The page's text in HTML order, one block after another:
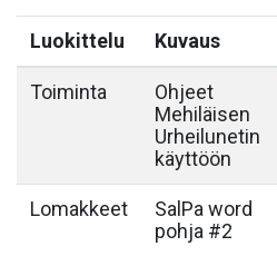
Luokittelu Kuvaus
Toiminta
Ohjeet
Mehiläisen
Urheilunetin
käyttöön
Lomakkeet
SalPa word
pohja #2